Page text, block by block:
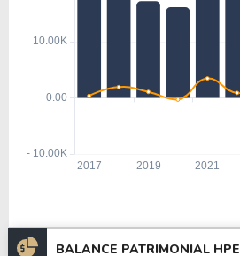
BALANCE PATRIMONIAL HPE